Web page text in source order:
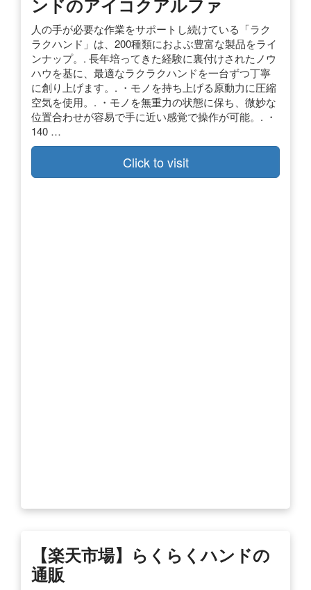
人の手が必要な作業をサポートし続けている「ラク
ラクハンド」は、200種類におよぶ豊富な製品をライ
ンナップ。. 長年培ってきた経験に裏付けされたノウ
ハウを基に、最適なラクラクハンドを一台ずつ丁寧
に創り上げます。. ・モノを持ち上げる原動力に圧縮
空気を使用。. ・モノを無重力の状態に保ち、微妙な
位置合わせが容易で手に近い感覚で操作が可能。. ・
140 …
Click to visit
【楽天市場】らくらくハンドの
通販